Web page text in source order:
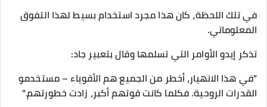
في تلك اللحظة، كان هذا مجرد استخدام بسيط لهذا التفوق
المعلوماتي.
تذكر إيدو الأوامر التي تسلمها وقال بتعبير جاد:
"في هذا الانهيار، أخطر من الجميع هم الأقوياء – مستخدمو
القدرات الروحية. فكلما كانت قوتهم أكبر، زادت خطورتهم."